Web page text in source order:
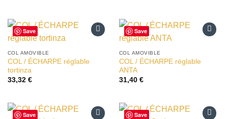
Save
d’envies
COL AMOVIBLE
COL / ÉCHARPE réglable
tortinza
33,32 €
Save
d’envies
COL AMOVIBLE
COL / ÉCHARPE réglable
ANTA
31,40 €
Save Save